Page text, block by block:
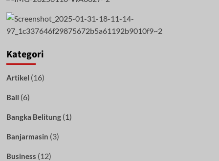
Kategori
Artikel (16)
Bali (6)
Bangka Belitung(1)
Banjarmasin (3)
Business (12)